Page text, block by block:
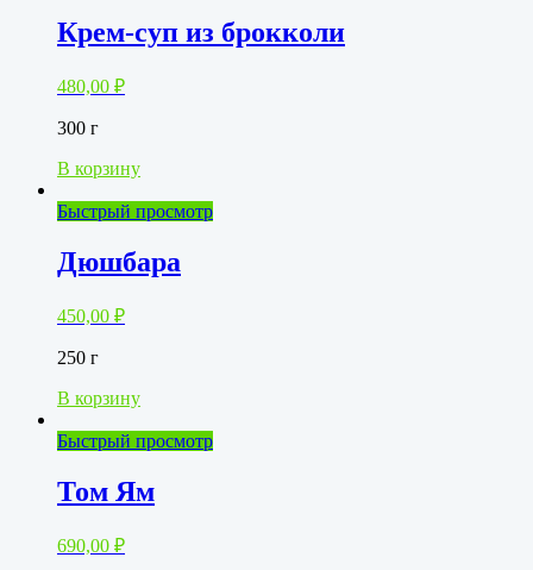
Крем-суп из брокколи
480,00 ₽
300 г
В корзину
Быстрый просмотр
Дюшбара
450,00 ₽
250 г
В корзину
Быстрый просмотр
Том Ям
690,00 ₽